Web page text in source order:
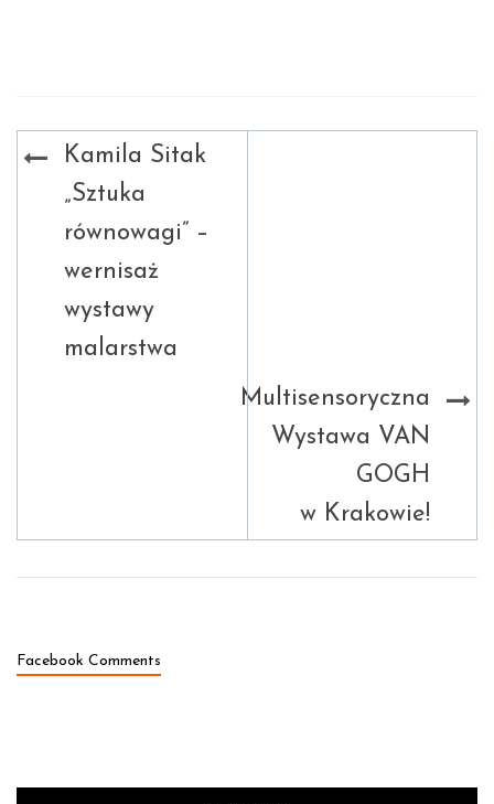
Nawigacja
wpisu
Kamila Sitak
„Sztuka
równowagi” –
wernisaż
wystawy
malarstwa
Multisensoryczna
Wystawa VAN
GOGH
w Krakowie!
Facebook Comments